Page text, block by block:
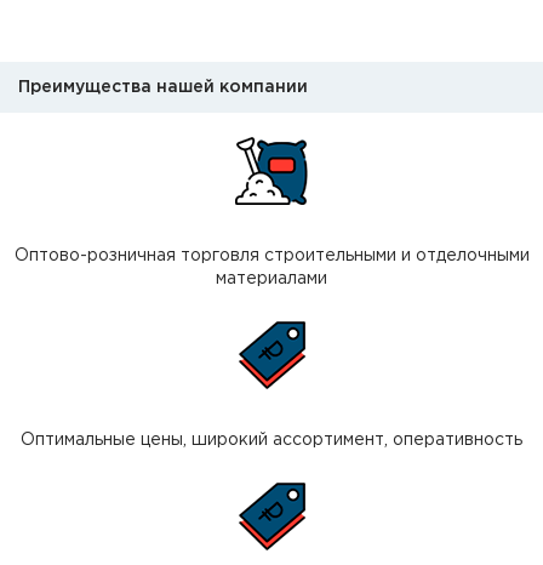
Преимущества нашей компании
Оптово-розничная торговля строительными и отделочными
материалами
Оптимальные цены, широкий ассортимент, оперативность